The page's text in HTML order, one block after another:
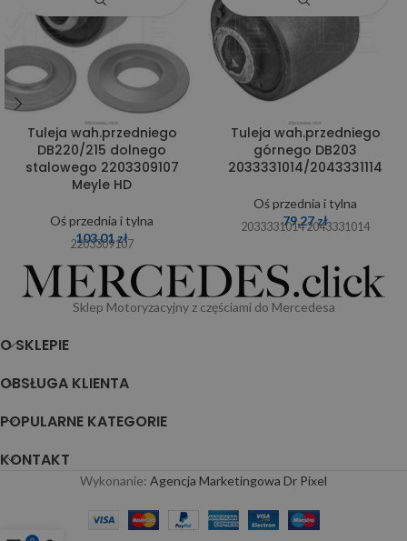
Tuleja wah.przedniego
DB220/215 dolnego
stalowego 2203309107
Meyle HD
Oś przednia i tylna
103,01zł
2203309107
Tuleja wah.przedniego
górnego DB203
2033331014/2043331114
Oś przednia i tylna
79,27zł
2033331014 2043331014
Sklep Motoryzacyjny z częściami do Mercedesa
O SKLEPIE
OBSŁUGA KLIENTA
POPULARNE KATEGORIE
KONTAKT
Wykonanie: Agencja Marketingowa Dr Pixel